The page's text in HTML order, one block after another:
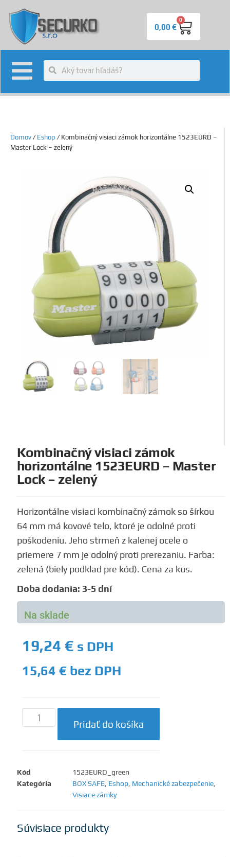
0,00€
0
Domov / Eshop / Kombinačný visiaci zámok horizontálne 1523EURD –
Master Lock – zelený
Kombinačný visiaci zámok
horizontálne 1523EURD – Master
Lock – zelený
Horizontálne visiaci kombinačný zámok so šírkou
64 mm má kovové telo, ktoré je odolné proti
poškodeniu. Jeho strmeň z kalenej ocele o
priemere 7 mm je odolný proti prerezaniu. Farba:
zelená (biely podklad pre kód). Cena za kus.
Doba dodania: 3-5 dní
Na sklade
19,24 € s DPH
15,64 € bez DPH
Pridať do košíka
Kód
1523EURD_green
Kategória
BOX SAFE Eshop Mechanické zabezpečenie
Visiace zámky
Súvisiace produkty